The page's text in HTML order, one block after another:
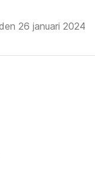
26 januari 2024